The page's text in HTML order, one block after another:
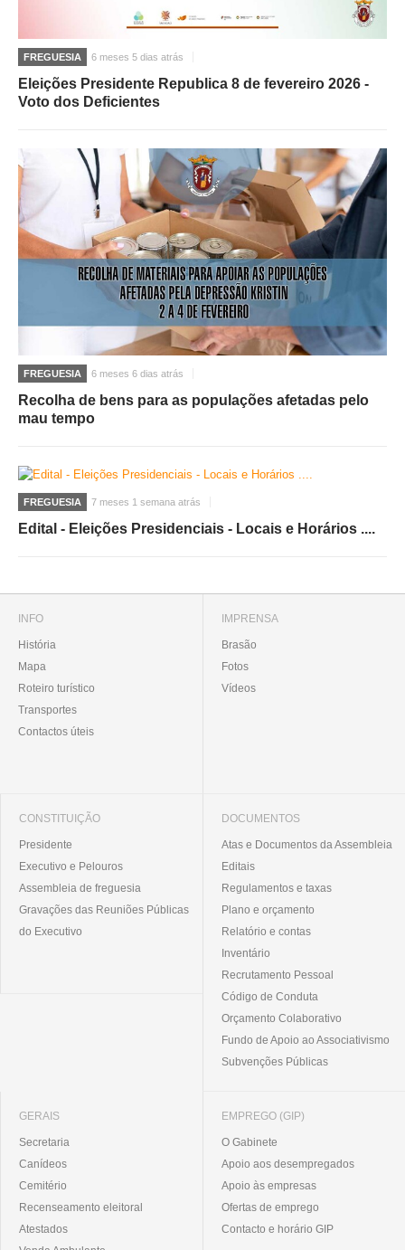
FREGUESIA 6 meses 5 dias atrás
Eleições Presidente Republica 8 de fevereiro 2026 -
Voto dos Deficientes
FREGUESIA 6 meses 6 dias atrás
Recolha de bens para as populações afetadas pelo
mau tempo
FREGUESIA 7 meses 1 semana atrás
Edital - Eleições Presidenciais - Locais e Horários ....
INFO
História
Mapa
Roteiro turístico
Transportes
Contactos úteis
IMPRENSA
Brasão
Fotos
Vídeos
CONSTITUIÇÃO
Presidente
Executivo e Pelouros
Assembleia de freguesia
Gravações das Reuniões Públicas
do Executivo
DOCUMENTOS
Atas e Documentos da Assembleia
Editais
Regulamentos e taxas
Plano e orçamento
Relatório e contas
Inventário
Recrutamento Pessoal
Código de Conduta
Orçamento Colaborativo
Fundo de Apoio ao Associativismo
Subvenções Públicas
GERAIS
Secretaria
Canídeos
Cemitério
Recenseamento eleitoral
Atestados
EMPREGO (GIP)
O Gabinete
Apoio aos desempregados
Apoio às empresas
Ofertas de emprego
Contacto e horário GIP